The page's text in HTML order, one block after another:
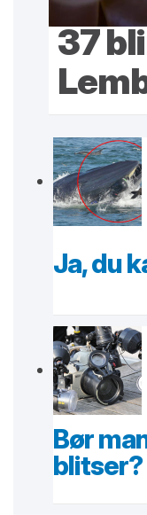
37
Ja, du
Bør
blitser?